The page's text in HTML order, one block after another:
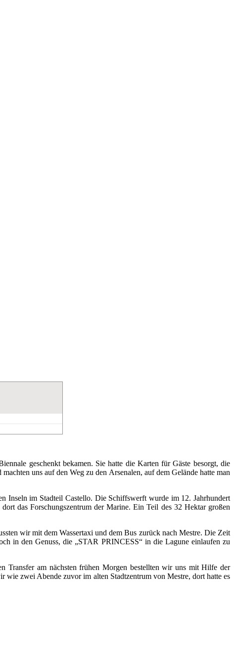
geschenkt bekamen. Sie hatte die Karten für Gäste besorgt, die
uns auf den Weg zu den Arsenalen, auf dem Gelände hatte man
Inseln im Stadteil Castello. Die Schiffswerft wurde im 12. Jahrhundert
das Forschungszentrum der Marine. Ein Teil des 32 Hektar großen
wir mit dem Wassertaxi und dem Bus zurück nach Mestre. Die Zeit
in den Genuss, die „STAR PRINCESS“ in die Lagune einlaufen zu
Transfer am nächsten frühen Morgen bestellten wir uns mit Hilfe der
zwei Abende zuvor im alten Stadtzentrum von Mestre, dort hatte es